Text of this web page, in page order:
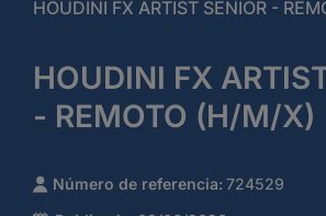
HOUDINI FX ARTIST SENIOR -
HOUDINI FX
- REMOTO (H/M/X)
Número de referencia: 724529